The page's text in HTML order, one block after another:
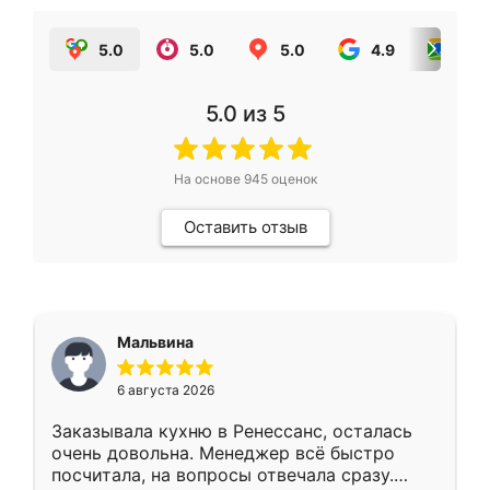
5.0 5.0 5.0 4.9
5.0 из 5
На основе 945оценок
Оставить отзыв
Мальвина
6 августа 2026
Заказывала кухню в Ренессанс, осталась
очень довольна. Менеджер всё быстро
посчитала, на вопросы отвечала сразу.